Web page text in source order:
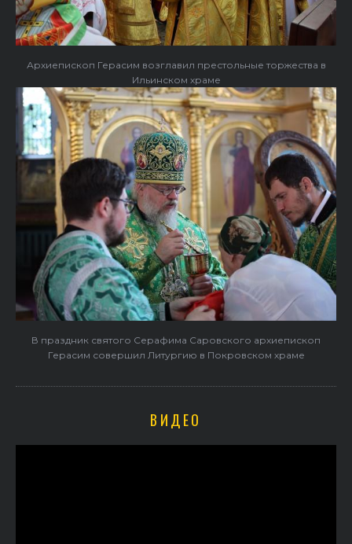
Архиепископ Герасим возглавил престольные торжества в
Ильинском храме
В праздник святого Серафима Саровского архиепископ
Герасим совершил Литургию в Покровском храме
ВИДЕО